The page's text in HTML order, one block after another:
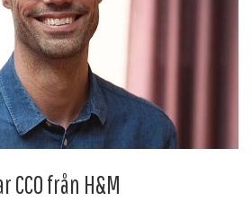
från H&M